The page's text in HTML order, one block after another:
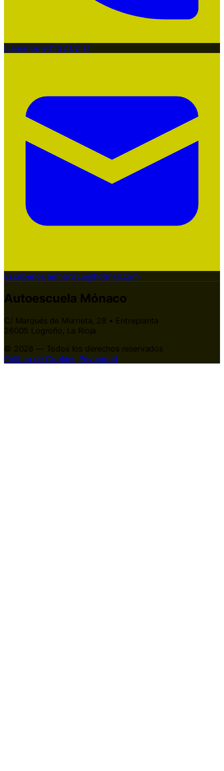
Llámanos 941 22 02 17
Escríbenos aemonaco@hotmail.com
Autoescuela Mónaco
C/ Marqués de Murrieta, 28 • Entreplanta
26005 Logroño, La Rioja
© 2026 — Todos los derechos reservados
Política de Cookies Privacidad